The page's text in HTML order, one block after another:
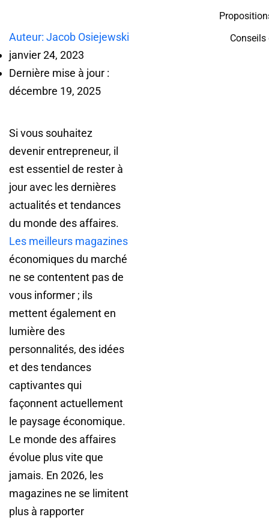
Auteur: Jacob Osiejewski
janvier 24, 2023
Dernière mise à jour :
décembre 19, 2025
Si vous souhaitez
devenir entrepreneur, il
est essentiel de rester à
jour avec les dernières
actualités et tendances
du monde des affaires.
Les meilleurs magazines
économiques du marché
ne se contentent pas de
vous informer ; ils
mettent également en
lumière des
personnalités, des idées
et des tendances
captivantes qui
façonnent actuellement
le paysage économique.
Le monde des affaires
évolue plus vite que
jamais. En 2026, les
magazines ne se limitent
plus à rapporter